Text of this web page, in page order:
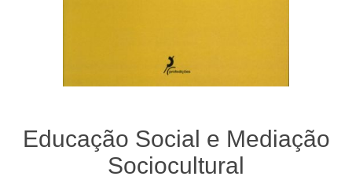
Educação Social e Mediação
Sociocultural